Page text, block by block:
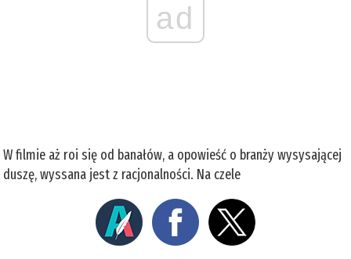
ad
W filmie aż roi się od banałów, a opowieść o branży wysysającej
duszę, wyssana jest z racjonalności. Na czele